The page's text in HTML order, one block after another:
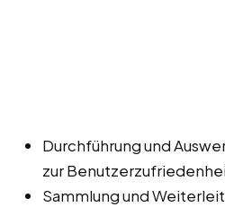
Durchführung und
zur
Sammlung und